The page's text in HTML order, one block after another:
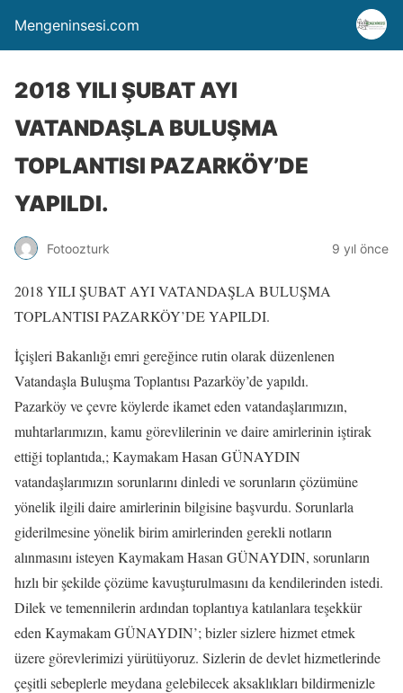
Mengeninsesi.com
2018 YILI ŞUBAT AYI
VATANDAŞLA BULUŞMA
TOPLANTISI PAZARKÖY’DE
YAPILDI.
Fotoozturk 9 yıl önce
2018 YILI ŞUBAT AYI VATANDAŞLA BULUŞMA
TOPLANTISI PAZARKÖY’DE YAPILDI.
İçişleri Bakanlığı emri gereğince rutin olarak düzenlenen
Vatandaşla Buluşma Toplantısı Pazarköy’de yapıldı.
Pazarköy ve çevre köylerde ikamet eden vatandaşlarımızın,
muhtarlarımızın, kamu görevlilerinin ve daire amirlerinin iştirak
ettiği toplantıda,; Kaymakam Hasan GÜNAYDIN
vatandaşlarımızın sorunlarını dinledi ve sorunların çözümüne
yönelik ilgili daire amirlerinin bilgisine başvurdu. Sorunlarla
giderilmesine yönelik birim amirlerinden gerekli notların
alınmasını isteyen Kaymakam Hasan GÜNAYDIN, sorunların
hızlı bir şekilde çözüme kavuşturulmasını da kendilerinden istedi.
Dilek ve temennilerin ardından toplantıya katılanlara teşekkür
eden Kaymakam GÜNAYDIN’; bizler sizlere hizmet etmek
üzere görevlerimizi yürütüyoruz. Sizlerin de devlet hizmetlerinde
çeşitli sebeplerle meydana gelebilecek aksaklıkları bildirmenizle